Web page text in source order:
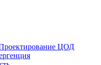
ЦОД